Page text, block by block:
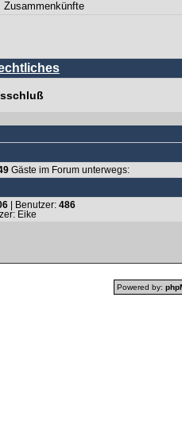
Zusammenkünfte
Gäste im Forum unterwegs:
| Benutzer: 486
Eike
Powered by: